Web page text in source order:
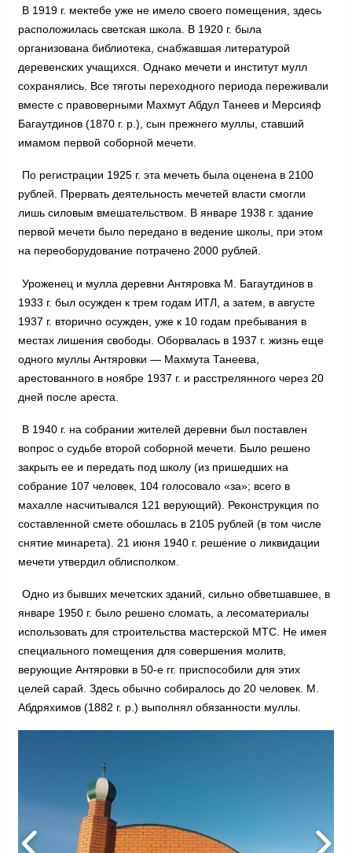
В 1919 г. мектебе уже не имело своего помещения, здесь
расположилась светская школа. В 1920 г. была
организована библиотека, снабжавшая литературой
деревенских учащихся. Однако мечети и институт мулл
сохранялись. Все тяготы переходного периода переживали
вместе с правоверными Махмут Абдул Танеев и Мерсияф
Багаутдинов (1870 г. р.), сын прежнего муллы, ставший
имамом первой соборной мечети.
По регистрации 1925 г. эта мечеть была оценена в 2100
рублей. Прервать деятельность мечетей власти смогли
лишь силовым вмешательством. В январе 1938 г. здание
первой мечети было передано в ведение школы, при этом
на переоборудование потрачено 2000 рублей.
Уроженец и мулла деревни Антяровка М. Багаутдинов в
1933 г. был осужден к трем годам ИТЛ, а затем, в августе
1937 г. вторично осужден, уже к 10 годам пребывания в
местах лишения свободы. Оборвалась в 1937 г. жизнь еще
одного муллы Антяровки — Махмута Танеева,
арестованного в ноябре 1937 г. и расстрелянного через 20
дней после ареста.
В 1940 г. на собрании жителей деревни был поставлен
вопрос о судьбе второй соборной мечети. Было решено
закрыть ее и передать под школу (из пришедших на
собрание 107 человек, 104 голосовало «за»; всего в
махалле насчитывался 121 верующий). Реконструкция по
составленной смете обошлась в 2105 рублей (в том числе
снятие минарета). 21 июня 1940 г. решение о ликвидации
мечети утвердил облисполком.
Одно из бывших мечетских зданий, сильно обветшавшее, в
январе 1950 г. было решено сломать, а лесоматериалы
использовать для строительства мастерской МТС. Не имея
специального помещения для совершения молитв,
верующие Антяровки в 50-е гг. приспособили для этих
целей сарай. Здесь обычно собиралось до 20 человек. М.
Абдряхимов (1882 г. р.) выполнял обязанности муллы.